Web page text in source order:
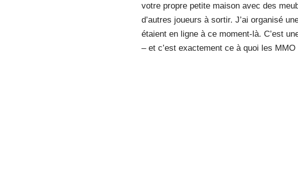
votre propre petite maison avec des
d’autres joueurs à sortir. J’ai organisé
étaient en ligne à ce moment-là. C’est
– et c’est exactement ce à quoi les MMO